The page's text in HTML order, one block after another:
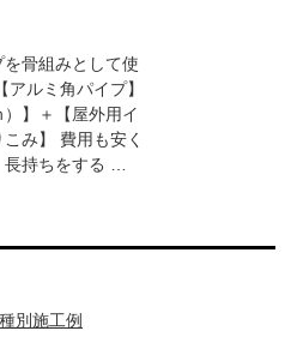
骨組みとして使
ルミ角パイプ】
】＋【屋外用イ
み】 費用も安く
持ちをする …